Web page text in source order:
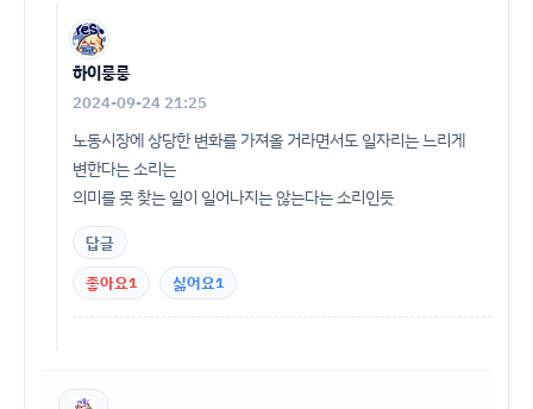
하이룽룽
2024-09-24 21:25
노동시장에 상당한 변화를 가져올 거라면서도 일자리는 느리게
변한다는 소리는
의미를 못 찾는 일이 일어나지는 않는다는 소리인듯
답글
좋아요1 싫어요1